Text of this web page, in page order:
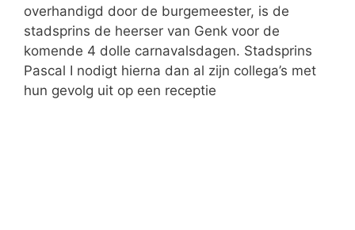
ë
n
overhandigd door de burgemeester, is de
stadsprins de heerser van Genk voor de
komende 4 dolle carnavalsdagen. Stadsprins
Pascal I nodigt hierna dan al zijn collega’s met
hun gevolg uit op een receptie